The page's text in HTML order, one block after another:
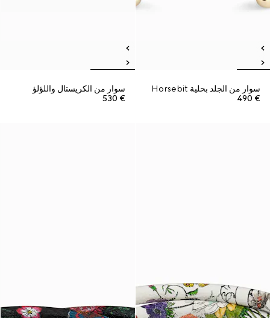
سوار من الجلد بحلية Horsebit
€ 490
سوار من الكريستال واللؤلؤ
€ 530